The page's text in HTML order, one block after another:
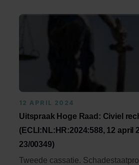
12 APRIL 2024
Uitspraak Hoge Raad: Civiel
(ECLI:NL:HR:2024:588, 12 april
23/00349)
Tweede cassatie.